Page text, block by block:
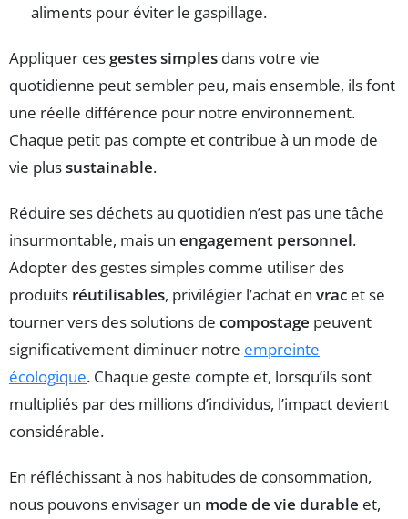
aliments pour éviter le gaspillage.
Appliquer ces gestes simples dans votre vie
quotidienne peut sembler peu, mais ensemble, ils font
une réelle différence pour notre environnement.
Chaque petit pas compte et contribue à un mode de
vie plussustainable.
Réduire ses déchets au quotidien n’est pas une tâche
insurmontable, mais un engagement personnel.
Adopter des gestes simples comme utiliser des
produits réutilisables, privilégier l’achat en vrac et se
tourner vers des solutions de compostage peuvent
significativement diminuer notre empreinte
écologique. Chaque geste compte et, lorsqu’ils sont
multipliés par des millions d’individus, l’impact devient
considérable.
En réfléchissant à nos habitudes de consommation,
nous pouvons envisager un mode de vie durable et,